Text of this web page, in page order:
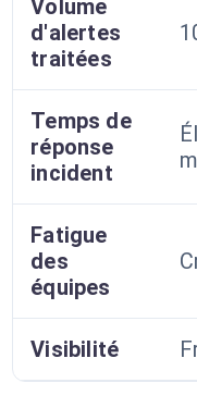
Volume
d'alertes
traitées
Temps de
réponse
incident
Fatigue
des
équipes
Visibilité